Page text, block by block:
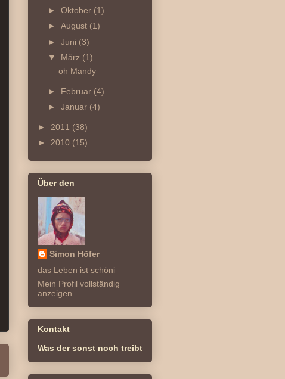
► Oktober (1)
► August (1)
► Juni (3)
▼ März (1)
oh Mandy
► Februar (4)
► Januar (4)
► 2011 (38)
► 2010 (15)
Über den
Simon Höfer
das Leben ist schöni
Mein Profil vollständig
anzeigen
Kontakt
Was der sonst noch treibt